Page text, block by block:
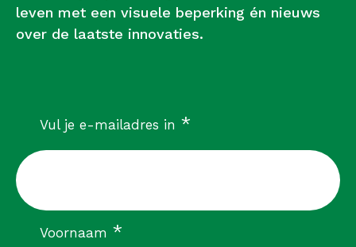
leven met een visuele beperking én nieuws
over de laatste innovaties.
Vul je e-mailadres in *verplicht
Voornaam *verplicht